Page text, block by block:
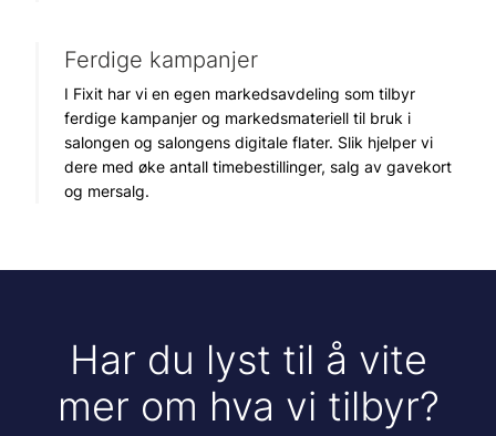
Ferdige kampanjer
I Fixit har vi en egen markedsavdeling som tilbyr
ferdige kampanjer og markedsmateriell til bruk i
salongen og salongens digitale flater. Slik hjelper vi
dere med øke antall timebestillinger, salg av gavekort
og mersalg.
Har du lyst til å vite
mer om hva vi tilbyr?